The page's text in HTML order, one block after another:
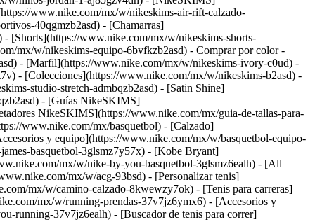
www.nike.com/mx/w/nikeskims-air-rift-calzado-
40qgmzb2asd) - [Chamarras]
[Shorts](https://www.nike.com/mx/w/nikeskims-shorts-
mx/w/nikeskims-equipo-6bvfkzb2asd) - Comprar por color -
- [Marfil](https://www.nike.com/mx/w/nikeskims-ivory-c0ud) -
- [Colecciones](https://www.nike.com/mx/w/nikeskims-b2asd) -
studio-stretch-admbqzb2asd) - [Satin Shine]
- [Guías NikeSKIMS]
NikeSKIMS](https://www.nike.com/mx/guia-de-tallas-para-
www.nike.com/mx/basquetbol) - [Calzado]
y equipo](https://www.nike.com/mx/w/basquetbol-equipo-
basquetbol-3glsmz7y57x) - [Kobe Bryant]
mx/w/nike-by-you-basquetbol-3glsmz6ealh) - [All
mx/w/acg-93bsd) - [Personalizar tenis]
mx/w/camino-calzado-8kwewzy7ok) - [Tenis para carreras]
mx/w/running-prendas-37v7jz6ymx6) - [Accesorios y
running-37v7jz6ealh) - [Buscador de tenis para correr]